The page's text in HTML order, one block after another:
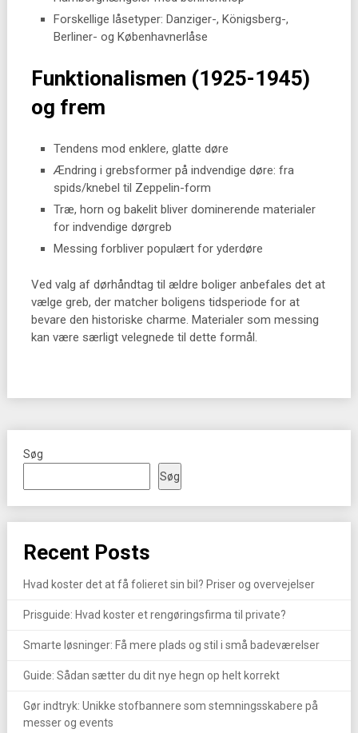
Forskellige låsetyper: Danziger-, Königsberg-,
Berliner- og Københavnerlåse
Funktionalismen (1925-1945)
og frem
Tendens mod enklere, glatte døre
Ændring i grebsformer på indvendige døre: fra
spids/knebel til Zeppelin-form
Træ, horn og bakelit bliver dominerende materialer
for indvendige dørgreb
Messing forbliver populært for yderdøre
Ved valg af dørhåndtag til ældre boliger anbefales det at
vælge greb, der matcher boligens tidsperiode for at
bevare den historiske charme. Materialer som messing
kan være særligt velegnede til dette formål.
Søg
Søg
Recent Posts
Hvad koster det at få folieret sin bil? Priser og overvejelser
Prisguide: Hvad koster et rengøringsfirma til private?
Smarte løsninger: Få mere plads og stil i små badeværelser
Guide: Sådan sætter du dit nye hegn op helt korrekt
Gør indtryk: Unikke stofbannere som stemningsskabere på
messer og events